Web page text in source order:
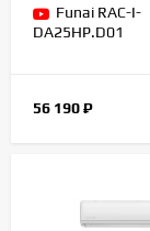
Funai RAC-I-
DA25HP.D01
56 190₽